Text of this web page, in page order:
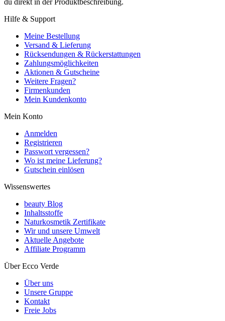
du direkt in der Produktbeschreibung.
Hilfe & Support
Meine Bestellung
Versand & Lieferung
Rücksendungen & Rückerstattungen
Zahlungsmöglichkeiten
Aktionen & Gutscheine
Weitere Fragen?
Firmenkunden
Mein Kundenkonto
Mein Konto
Anmelden
Registrieren
Passwort vergessen?
Wo ist meine Lieferung?
Gutschein einlösen
Wissenswertes
beauty Blog
Inhaltsstoffe
Naturkosmetik Zertifikate
Wir und unsere Umwelt
Aktuelle Angebote
Affiliate Programm
Über Ecco Verde
Über uns
Unsere Gruppe
Kontakt
Freie Jobs